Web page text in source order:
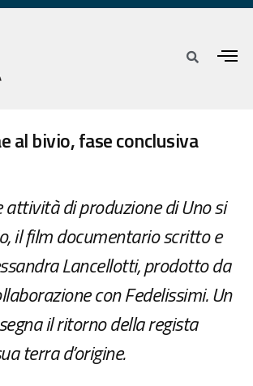
al bivio, fase conclusiva
attività di produzione di Uno si
il film documentario scritto e
Lancellotti, prodotto da
con Fedelissimi. Un
il ritorno della regista
terra d’origine.